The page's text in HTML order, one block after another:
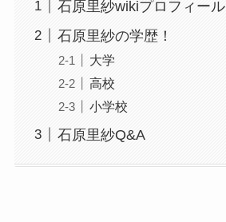
石原里紗wikiプロフィール
石原里紗の学歴！
大学
高校
小学校
石原里紗Q&A